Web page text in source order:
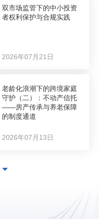
双市场监管下的中小投资
者权利保护与合规实践
2026年07月21日
老龄化浪潮下的跨境家庭
守护（二）：不动产信托
——房产传承与养老保障
的制度通道
2026年07月13日